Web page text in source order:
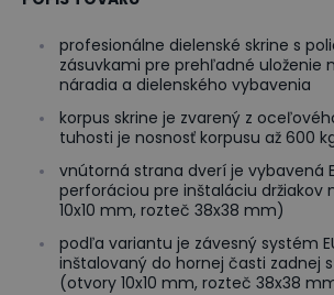
profesionálne dielenské skrine s
zásuvkami pre prehľadné uloženie
náradia a dielenského vybavenia
korpus skrine je zvarený z
tuhosti je nosnosť korpusu až 600
vnútorná strana dverí je vybavená
perforáciou pre inštaláciu držiakov
10x10 mm, rozteč 38x38 mm)
podľa variantu je závesný systém
inštalovaný do hornej časti zadnej
(otvory 10x10 mm, rozteč 38x38